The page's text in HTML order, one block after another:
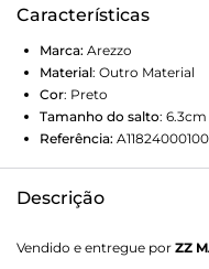
Características
Marca: Arezzo
Material: Outro Material
Cor: Preto
Tamanho do salto: 6.3cm
Referência:
Descrição
redondo. Traz duas tiras
Vendido e entregue por ZZ